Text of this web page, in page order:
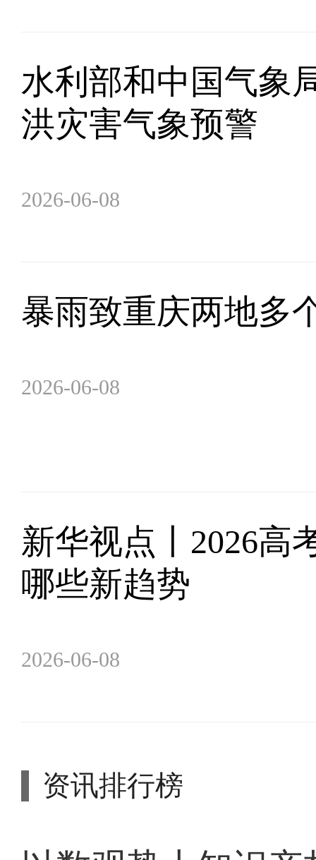
水利部和中国气象
洪灾害气象预警
2026-06-08
暴雨致重庆两地多
2026-06-08
新华视点丨2026高
哪些新趋势
2026-06-08
资讯排行榜